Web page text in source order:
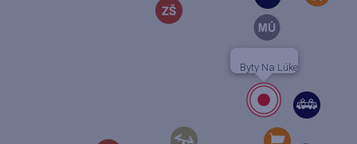
Byty Na Lúke